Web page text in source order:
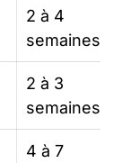
2 à 4
semaines
2 à 3
semaines
4 à 7